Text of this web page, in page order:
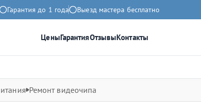
Гарантия до 1 года Выезд мастера бесплатно
ЦеныГарантияОтзывыКонтакты
Ремонт видеочипа